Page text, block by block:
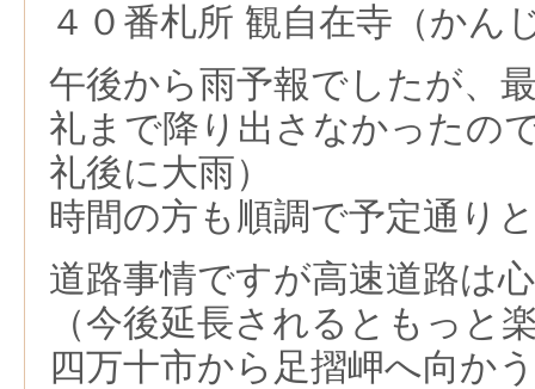
４０番札所 観自在寺（かん
午後から雨予報でしたが、
礼まで降り出さなかったの
礼後に大雨）
時間の方も順調で予定通り
道路事情ですが高速道路は
（今後延長されるともっと
四万十市から足摺岬へ向か